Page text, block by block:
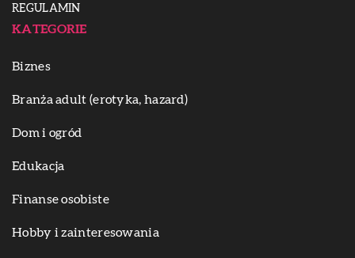
REGULAMIN
KATEGORIE
Biznes
Branża adult (erotyka, hazard)
Dom i ogród
Edukacja
Finanse osobiste
Hobby i zainteresowania